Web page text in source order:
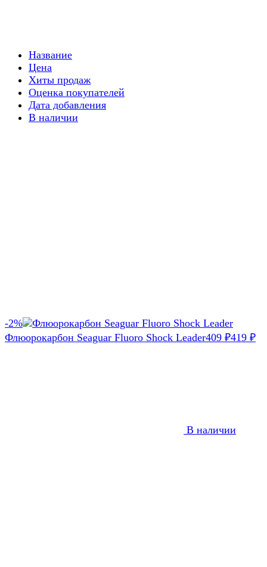
Название
Цена
Хиты продаж
Оценка покупателей
Дата добавления
В наличии
-2%
Флюорокарбон Seaguar Fluoro Shock Leader409 ₽419 ₽
В наличии